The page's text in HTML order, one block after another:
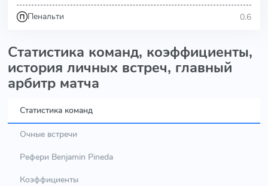
Пенальти 0.6
Статистика команд, коэффициенты,
история личных встреч, главный
арбитр матча
Статистика команд
Очные встречи
Рефери Benjamin Pineda
Коэффициенты